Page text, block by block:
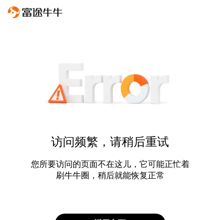
访问频繁，请稍后重试
您所要访问的页面不在这儿，它可能正忙着
刷牛牛圈，稍后就能恢复正常